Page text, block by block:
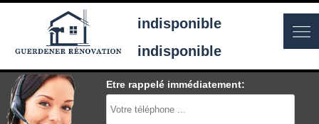
indisponible
indisponible
Etre rappelé immédiatement: